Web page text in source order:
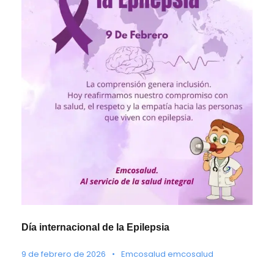
Día internacional de la Epilepsia
9 de febrero de 2026 • Emcosalud emcosalud